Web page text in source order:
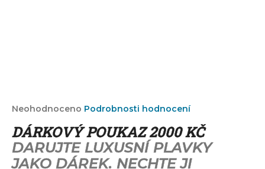
Průměrné
produktu
je
0,0
z
Neohodnoceno Podrobnosti hodnocení
DÁRKOVÝ POUKAZ 2000 KČ
DARUJTE LUXUSNÍ PLAVKY
JAKO DÁREK. NECHTE JI
HLEDAT